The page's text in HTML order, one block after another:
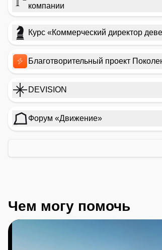
Курс «Коммерческий директор
Благотворительный проект
DEVISION
Форум «Движение»
Чем могу помочь